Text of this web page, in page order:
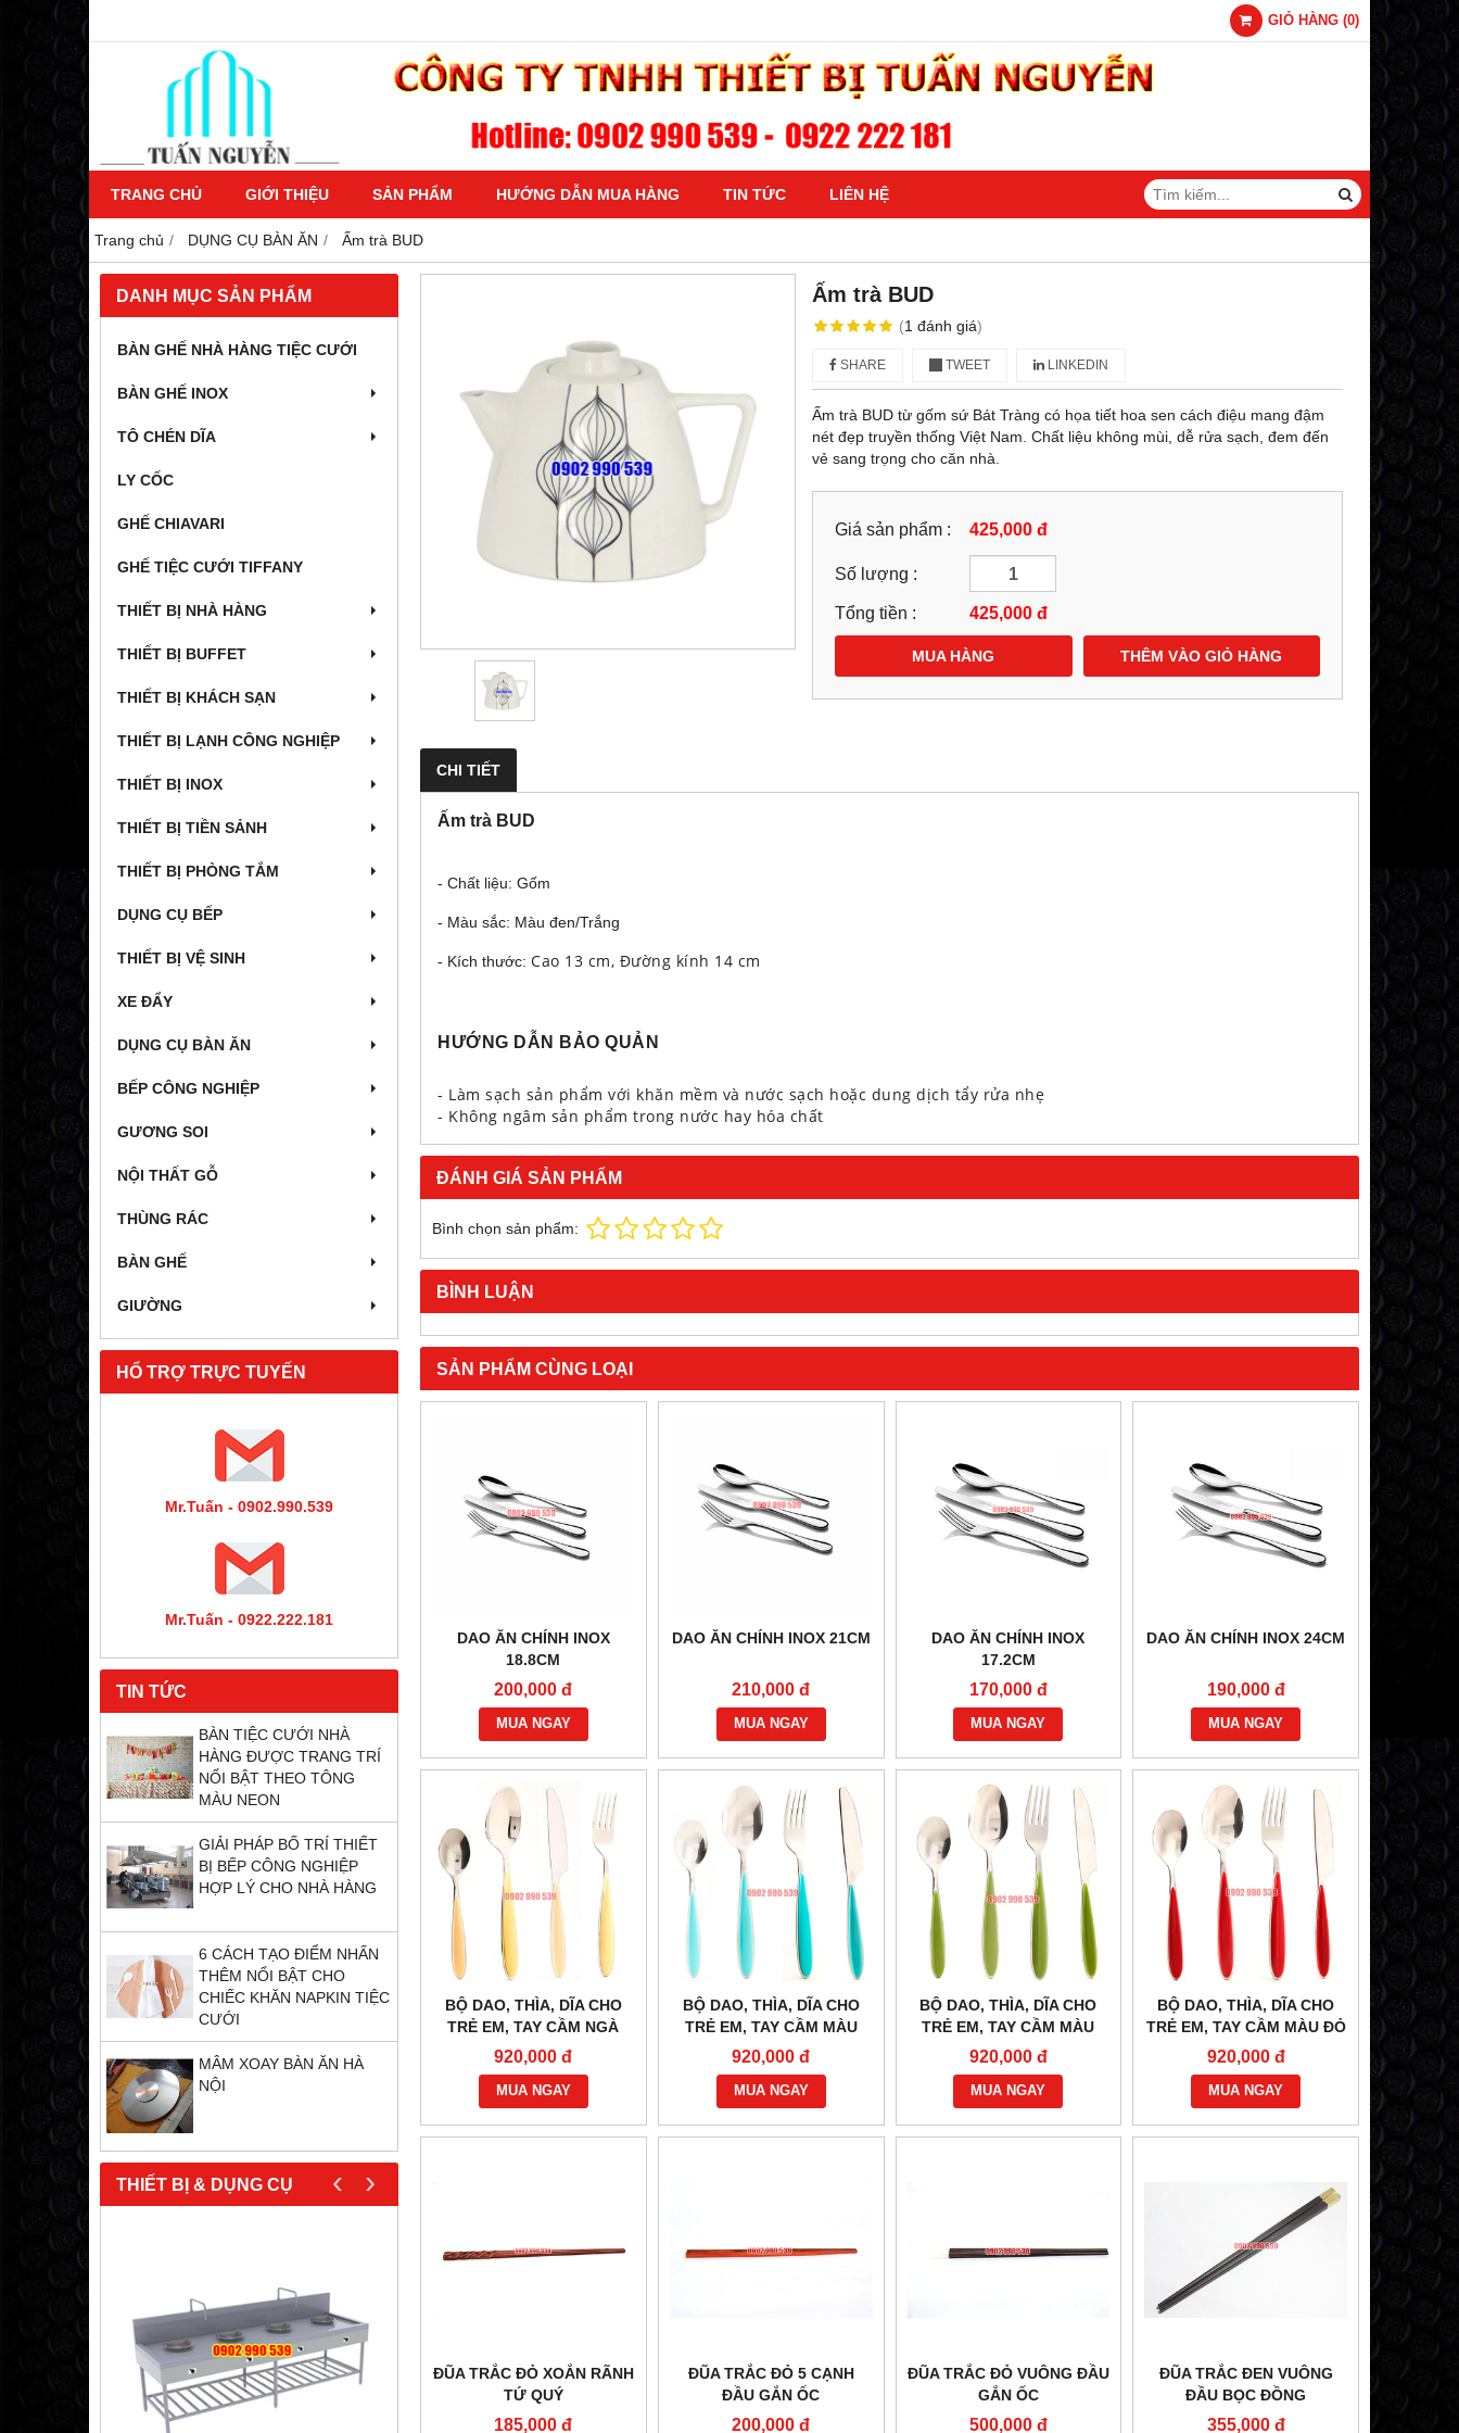
GIỎ HÀNG (0)
TRANG CHỦ GIỚI THIỆU SẢN PHẨM HƯỚNG DẪN MUA HÀNG TIN TỨC LIÊN HỆ
Trang chủ DỤNG CỤ BÀN ĂN Ấm trà BUD
DANH MỤC SẢN PHẨM
BÀN GHẾ NHÀ HÀNG TIỆC CƯỚI
BÀN GHẾ INOX
TÔ CHÉN DĨA
LY CỐC
GHẾ CHIAVARI
GHẾ TIỆC CƯỚI TIFFANY
THIẾT BỊ NHÀ HÀNG
THIẾT BỊ BUFFET
THIẾT BỊ KHÁCH SẠN
THIẾT BỊ LẠNH CÔNG NGHIỆP
THIẾT BỊ INOX
THIẾT BỊ TIỀN SẢNH
THIẾT BỊ PHÒNG TẮM
DỤNG CỤ BẾP
THIẾT BỊ VỆ SINH
XE ĐẨY
DỤNG CỤ BÀN ĂN
BẾP CÔNG NGHIỆP
GƯƠNG SOI
NỘI THẤT GỖ
THÙNG RÁC
BÀN GHẾ
GIƯỜNG
HỔ TRỢ TRỰC TUYẾN
Mr.Tuấn - 0902.990.539
Mr.Tuấn - 0922.222.181
TIN TỨC
BÀN TIỆC CƯỚI NHÀ
HÀNG ĐƯỢC TRANG TRÍ
NỔI BẬT THEO TÔNG
MÀU NEON
GIẢI PHÁP BỐ TRÍ THIẾT
BỊ BẾP CÔNG NGHIỆP
HỢP LÝ CHO NHÀ HÀNG
6 CÁCH TẠO ĐIỂM NHẤN
THÊM NỔI BẬT CHO
CHIẾC KHĂN NAPKIN TIỆC
CƯỚI
MÂM XOAY BÀN ĂN HÀ
NỘI
THIẾT BỊ & DỤNG CỤ ‹ ›
Ấm trà BUD
(1 đánh giá)
SHARE TWEET LINKEDIN
Ấm trà BUD từ gốm sứ Bát Tràng có họa tiết hoa sen cách điệu mang đậm
nét đẹp truyền thống Việt Nam. Chất liệu không mùi, dễ rửa sạch, đem đến
vẻ sang trọng cho căn nhà.
Giá sản phẩm : 425,000 đ
Số lượng :
Tổng tiền : 425,000 đ
MUA HÀNG THÊM VÀO GIỎ HÀNG
CHI TIẾT
Ấm trà BUD
- Chất liệu: Gốm
- Màu sắc: Màu đen/Trắng
- Kích thước: Cao 13 cm, Đường kính 14 cm
HƯỚNG DẪN BẢO QUẢN
- Làm sạch sản phẩm với khăn mềm và nước sạch hoặc dung dịch tẩy rửa nhẹ
- Không ngâm sản phẩm trong nước hay hóa chất
ĐÁNH GIÁ SẢN PHẨM
Bình chọn sản phẩm:
BÌNH LUẬN
SẢN PHẨM CÙNG LOẠI
DAO ĂN CHÍNH INOX
18.8CM
200,000 đ
MUA NGAY
DAO ĂN CHÍNH INOX 21CM
210,000 đ
MUA NGAY
DAO ĂN CHÍNH INOX
17.2CM
170,000 đ
MUA NGAY
DAO ĂN CHÍNH INOX 24CM
190,000 đ
MUA NGAY
BỘ DAO, THÌA, DĨA CHO
TRẺ EM, TAY CẦM NGÀ
920,000 đ
MUA NGAY
BỘ DAO, THÌA, DĨA CHO
TRẺ EM, TAY CẦM MÀU
XANH DƯƠNG
920,000 đ
MUA NGAY
BỘ DAO, THÌA, DĨA CHO
TRẺ EM, TAY CẦM MÀU
XANH LÁ
920,000 đ
MUA NGAY
BỘ DAO, THÌA, DĨA CHO
TRẺ EM, TAY CẦM MÀU ĐỎ
920,000 đ
MUA NGAY
ĐŨA TRẮC ĐỎ XOẮN RÃNH
TỨ QUÝ
185,000 đ
ĐŨA TRẮC ĐỎ 5 CẠNH
ĐẦU GẮN ỐC
200,000 đ
ĐŨA TRẮC ĐỎ VUÔNG ĐẦU
GẮN ỐC
500,000 đ
ĐŨA TRẮC ĐEN VUÔNG
ĐẦU BỌC ĐỒNG
355,000 đ